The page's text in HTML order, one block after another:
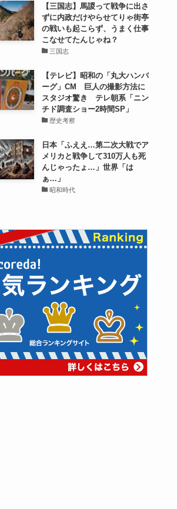
【三国志】馬謖って戦争に出さ
ずに内政だけやらせてりゃ街亭
の戦いも起こらず、うまく仕事
こなせてたんじゃね？
三国志
【テレビ】昭和の「丸大ハンバ
ーグ」CM 巨人の撮影方法に
スタジオ驚き テレ朝系「ニン
チド調査ショー2時間SP」
歴史考察
日本「ふええ…第二次大戦でア
メリカと戦争して310万人も死
んじゃったょ…」世界「は
ぁ…」
昭和時代